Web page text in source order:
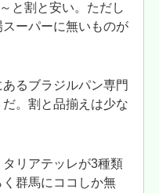
と割と安い。ただし
ーパーに無いものが
るブラジルパン専門
。割と品揃えは少な
リアテッレが3種類
群馬にココしか無